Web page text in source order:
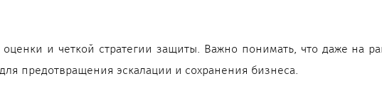
и четкой стратегии защиты. Важно понимать, что даже на
предотвращения эскалации и сохранения бизнеса.